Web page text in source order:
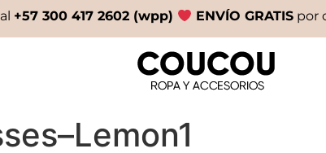
+57 300 417 2602 (wpp) ENVÍO GRATIS por